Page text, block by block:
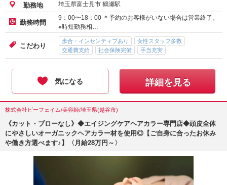
勤務地 埼玉県富士見市 鶴瀬駅
勤務時間
9：00〜18：00 ＊予約のお客様がいない場合は営業終了。
※時短勤務相…
こだわり
歩合・インセンティブあり
女性スタッフ多数
交通費支給
社会保険完備 手当充実
気になる 詳細を見る
株式会社ビーフェイム/美容師/埼玉県(越谷市)
《カット・ブローなし》◆エイジングケアヘアカラー専門店◆頭皮全体
にやさしいオーガニックヘアカラー材を使用◎【ご自身に合ったお休み
や働き方選べます♪】〈月給28万円～〉